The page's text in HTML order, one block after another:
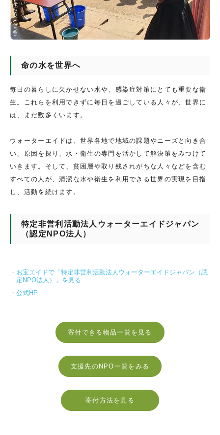
命の水を世界へ
毎日の暮らしに欠かせない水や、感染症対策にとても重要な衛
生。これらを利用できずに毎日を過ごしている人々が、世界に
は、まだ数多くいます。
ウォーターエイドは、世界各地で地域の課題やニーズと向き合
い、原因を探り、水・衛生の専門を活かして解決策をみつけて
いきます。そして、貧困層や取り残されがちな人々などを含む
すべての人が、清潔な水や衛生を利用できる世界の実現を目指
し、活動を続けます。
特定非営利活動法人ウォーターエイドジャパン
（認定NPO法人）
お宝エイドで「特定非営利活動法人ウォーターエイドジャパン（認
定NPO法人）」を見る
公式HP
寄付できる物品一覧を見る
支援先のNPO一覧をみる
寄付方法を見る